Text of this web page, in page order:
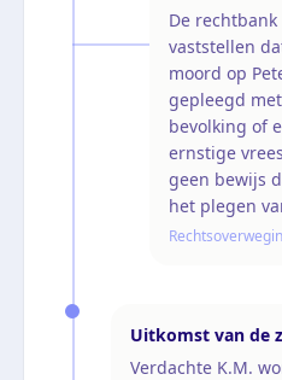
De
vaststellen
moord op
gepleegd
bevolking of
ernstige
geen bewijs
het plegen
Uitkomst van de
Verdachte K.M.